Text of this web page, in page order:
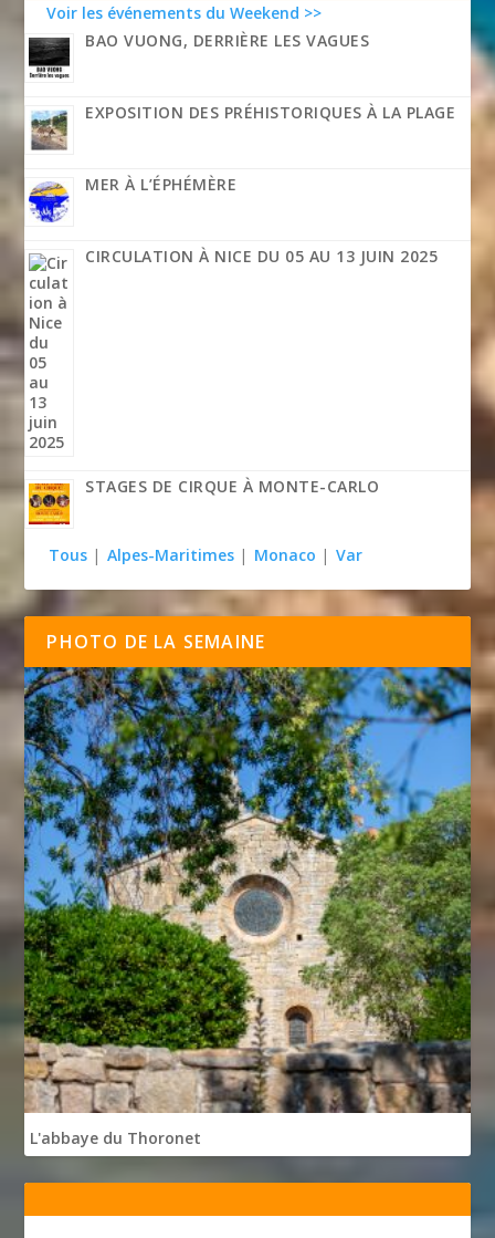
Voir les événements du Weekend >>
BAO VUONG, DERRIÈRE LES VAGUES
EXPOSITION DES PRÉHISTORIQUES À LA PLAGE
MER À L’ÉPHÉMÈRE
CIRCULATION À NICE DU 05 AU 13 JUIN 2025
STAGES DE CIRQUE À MONTE-CARLO
Tous | Alpes-Maritimes | Monaco | Var
PHOTO DE LA SEMAINE
L'abbaye du Thoronet